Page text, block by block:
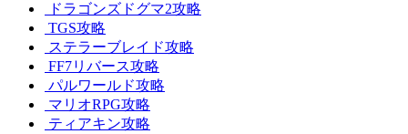
ドラゴンズドグマ2攻略
TGS攻略
ステラーブレイド攻略
FF7リバース攻略
パルワールド攻略
マリオRPG攻略
ティアキン攻略